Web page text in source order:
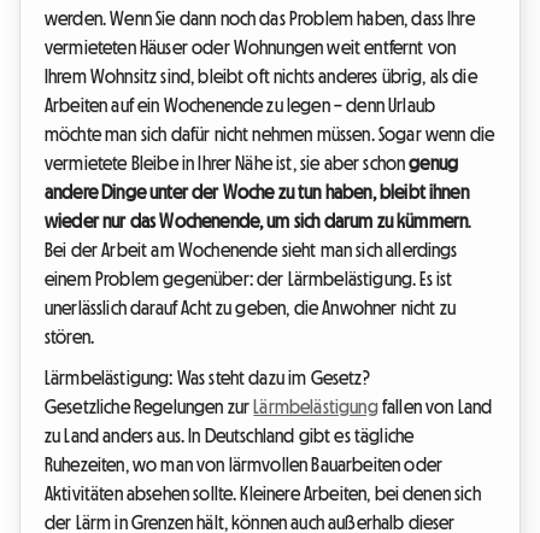
werden. Wenn Sie dann noch das Problem haben, dass Ihre
vermieteten Häuser oder Wohnungen weit entfernt von
Ihrem Wohnsitz sind, bleibt oft nichts anderes übrig, als die
Arbeiten auf ein Wochenende zu legen – denn Urlaub
möchte man sich dafür nicht nehmen müssen. Sogar wenn die
vermietete Bleibe in Ihrer Nähe ist, sie aber schongenug
andere Dinge unter der Woche zu tun haben, bleibt ihnen
wieder nur das Wochenende, um sich darum zu kümmern.
Bei der Arbeit am Wochenende sieht man sich allerdings
einem Problem gegenüber: der Lärmbelästigung. Es ist
unerlässlich darauf Acht zu geben, die Anwohner nicht zu
stören.
Lärmbelästigung: Was steht dazu im Gesetz?
Gesetzliche Regelungen zur Lärmbelästigungfallen von Land
zu Land anders aus. In Deutschland gibt es tägliche
Ruhezeiten, wo man von lärmvollen Bauarbeiten oder
Aktivitäten absehen sollte. Kleinere Arbeiten, bei denen sich
der Lärm in Grenzen hält, können auch außerhalb dieser